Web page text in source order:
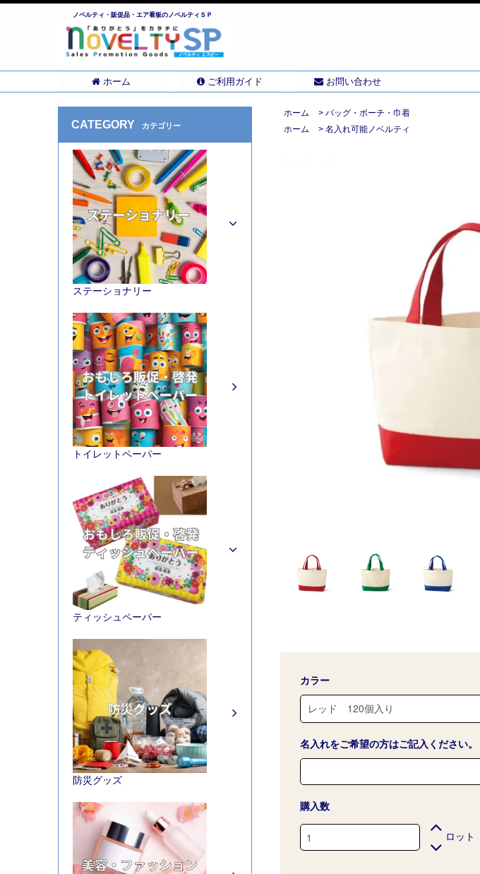
ノベルティ・販促品・エア看板のノベルティＳＰ
ホーム ご利用ガイド お問い合わせ
ホーム > バッグ・ボーチ・巾着
ホーム
> 名入れ可能ノベルティ
カラー
名入れをご希望の方はご記入ください。
購入数
ロット
CATEGORY カテゴリー
ステーショナリー
トイレットペーパー
ティッシュペーパー
防災グッズ